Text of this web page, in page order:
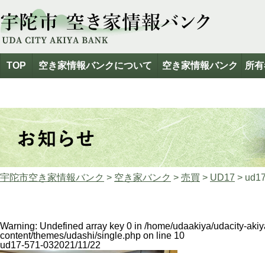
TOP 空き家情報バンクについて 空き家情報バンク 所
宇陀市空き家情報バンク > 空き家バンク > 売買 > UD17 >
Warning: Undefined array key 0 in /home/udaakiya/udacity-
content/themes/udashi/single.php on line 10
ud17-571-032021/11/22